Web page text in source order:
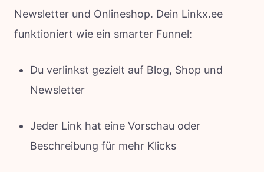
Newsletter und Onlineshop. Dein Linkx.ee
funktioniert wie ein smarter Funnel:
Du verlinkst gezielt auf Blog, Shop und
Newsletter
Jeder Link hat eine Vorschau oder
Beschreibung für mehr Klicks